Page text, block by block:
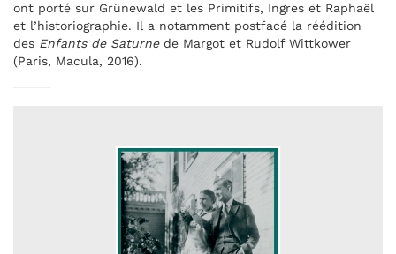
ont porté sur Grünewald et les Primitifs, Ingres et Raphaël
et l’historiographie. Il a notamment postfacé la réédition
des Enfants de Saturnede Margot et Rudolf Wittkower
(Paris, Macula, 2016).